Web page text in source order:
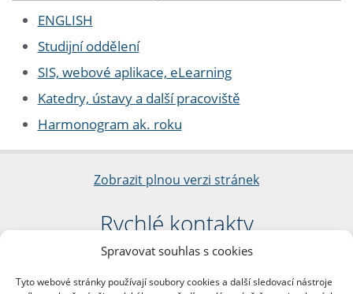
Spravovat souhlas s cookies
Tyto webové stránky používají soubory cookies a další sledovací nástroje
ENGLISH
Studijní oddělení
SIS, webové aplikace, eLearning
Katedry, ústavy a další pracoviště
Harmonogram ak. roku
Zobrazit plnou verzi stránek
Rychlé kontakty
Filozofická fakulta
nám. Jana Palacha 1/2